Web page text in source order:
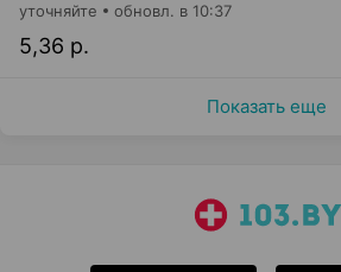
5,36 р.
уточняйте обновл. в 10:37
Показать еще